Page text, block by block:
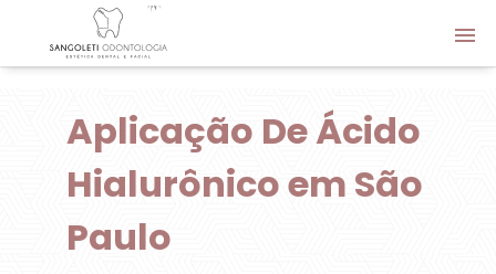
Aplicação De Ácido
Hialurônico em São
Paulo